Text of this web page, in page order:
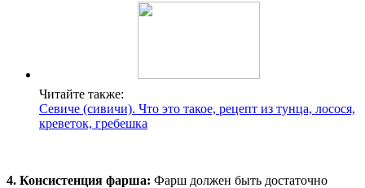
Читайте также:
Севиче (сивичи). Что это такое, рецепт из тунца, лосося,
креветок, гребешка
4. Консистенция фарша: Фарш должен быть достаточно